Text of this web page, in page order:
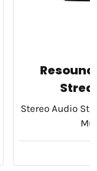
Stereo Audio